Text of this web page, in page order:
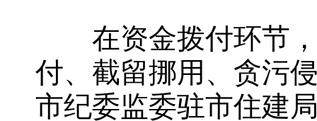
在资金拨付环节，
付、截留挪用、贪污
市纪委监委驻市住建